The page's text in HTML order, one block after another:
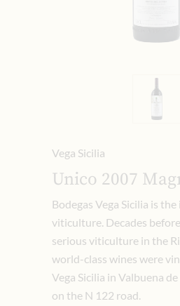
Vega Sicilia
Unico 2007
Bodegas Vega Sicilia is
viticulture. Decades
serious viticulture in the
world-class wines were
Vega Sicilia in Valbuena
on the N 122 road.